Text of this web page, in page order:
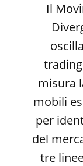
Il
misura
mobili
per
del
tre